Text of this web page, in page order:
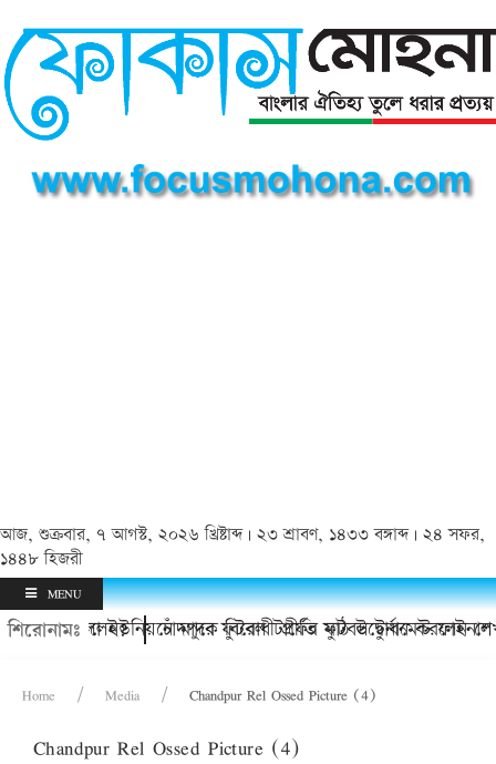
আজ, শুক্রবার, ৭ আগস্ট, ২০২৬ খ্রিষ্টাব্দ | ২৩ শ্রাবণ, ১৪৩৩ বঙ্গাব্দ | ২৪ সফর,
১৪৪৮ হিজরী
MENU
শিরোনামঃ
চলে গেলেন? চাঁদপুরে ফুটবল টার্ফের মাঠ উদ্বোধন করলেন
কাদলা ইউনিয়নে মাদক বিরোধী প্রীতি ফুটবল টুর্নামেন্ট ফাইনাল
Home Media Chandpur Rel Ossed Picture (4)
Chandpur Rel Ossed Picture (4)